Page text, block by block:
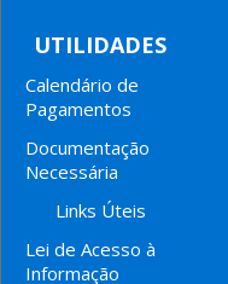
UTILIDADES
Calendário de
Pagamentos
Documentação
Necessária
Links Úteis
Lei de Acesso à
Informação